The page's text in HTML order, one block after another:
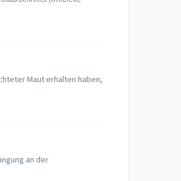
Maut erhalten haben,
an der